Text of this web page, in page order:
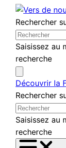
Aller
au
contenu
Rechercher
Saisissez au
recherche
Découvrir la
Rechercher
Saisissez au
recherche